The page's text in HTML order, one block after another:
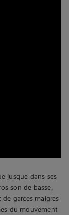
jusque dans ses
son de basse,
garces maigres
du mouvement